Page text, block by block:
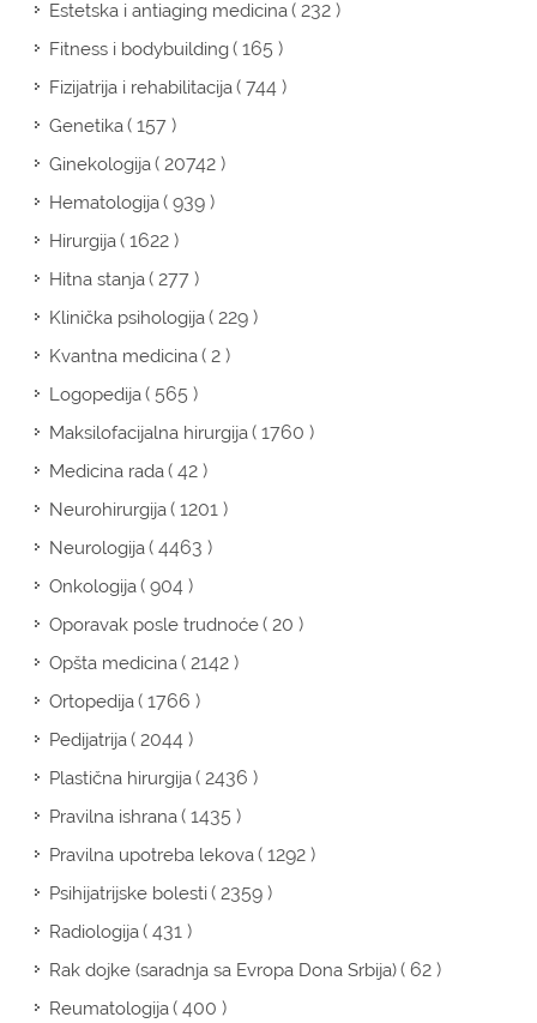
Estetska i antiaging medicina( 232 )
Fitness i bodybuilding( 165 )
Fizijatrija i rehabilitacija( 744 )
Genetika( 157 )
Ginekologija( 20742 )
Hematologija( 939 )
Hirurgija( 1622 )
Hitna stanja( 277 )
Klinička psihologija( 229 )
Kvantna medicina( 2 )
Logopedija( 565 )
Maksilofacijalna hirurgija( 1760 )
Medicina rada( 42 )
Neurohirurgija( 1201 )
Neurologija( 4463 )
Onkologija( 904 )
Oporavak posle trudnoće( 20 )
Opšta medicina( 2142 )
Ortopedija( 1766 )
Pedijatrija( 2044 )
Plastična hirurgija( 2436 )
Pravilna ishrana( 1435 )
Pravilna upotreba lekova( 1292 )
Psihijatrijske bolesti( 2359 )
Radiologija( 431 )
Rak dojke (saradnja sa Evropa Dona Srbija)( 62 )
Reumatologija( 400 )